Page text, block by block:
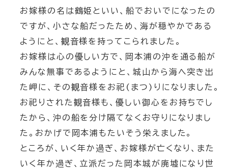
お嫁様の名は鶴姫といい、船でおいでになったの
ですが、小さな船だったため、海が穏やかである
ようにと、観音様を持ってこられました。
お嫁様は心の優しい方で、岡本浦の沖を通る船が
みんな無事であるようにと、城山から海へ突き出
た岬に、その観音様をお祀(まつ)りになりました。
お祀りされた観音様も、優しい御心をお持ちでし
たから、沖の船を分け隔てなくお守りになりまし
た。おかげで岡本浦もたいそう栄えました。
ところが、いく年か過ぎ、お嫁様が亡くなり、また
いく年か過ぎ、立派だった岡本城が廃墟になり世